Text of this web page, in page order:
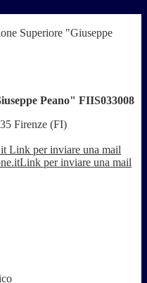
Superiore "Giuseppe
Peano" FIIS033008
Firenze (FI)
Link per inviare una mail
Link per inviare una mail